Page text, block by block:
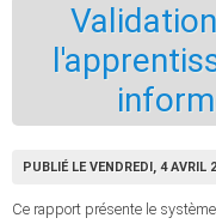
PUBLIÉ LE VENDREDI, 4 AVRIL
Ce rapport présente le système